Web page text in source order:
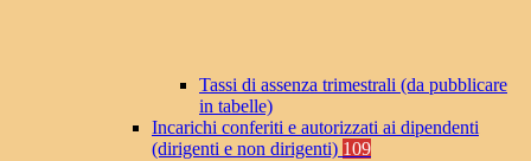
Tassi di assenza trimestrali (da pubblicare
in tabelle)
Incarichi conferiti e autorizzati ai dipendenti
(dirigenti e non dirigenti) 109